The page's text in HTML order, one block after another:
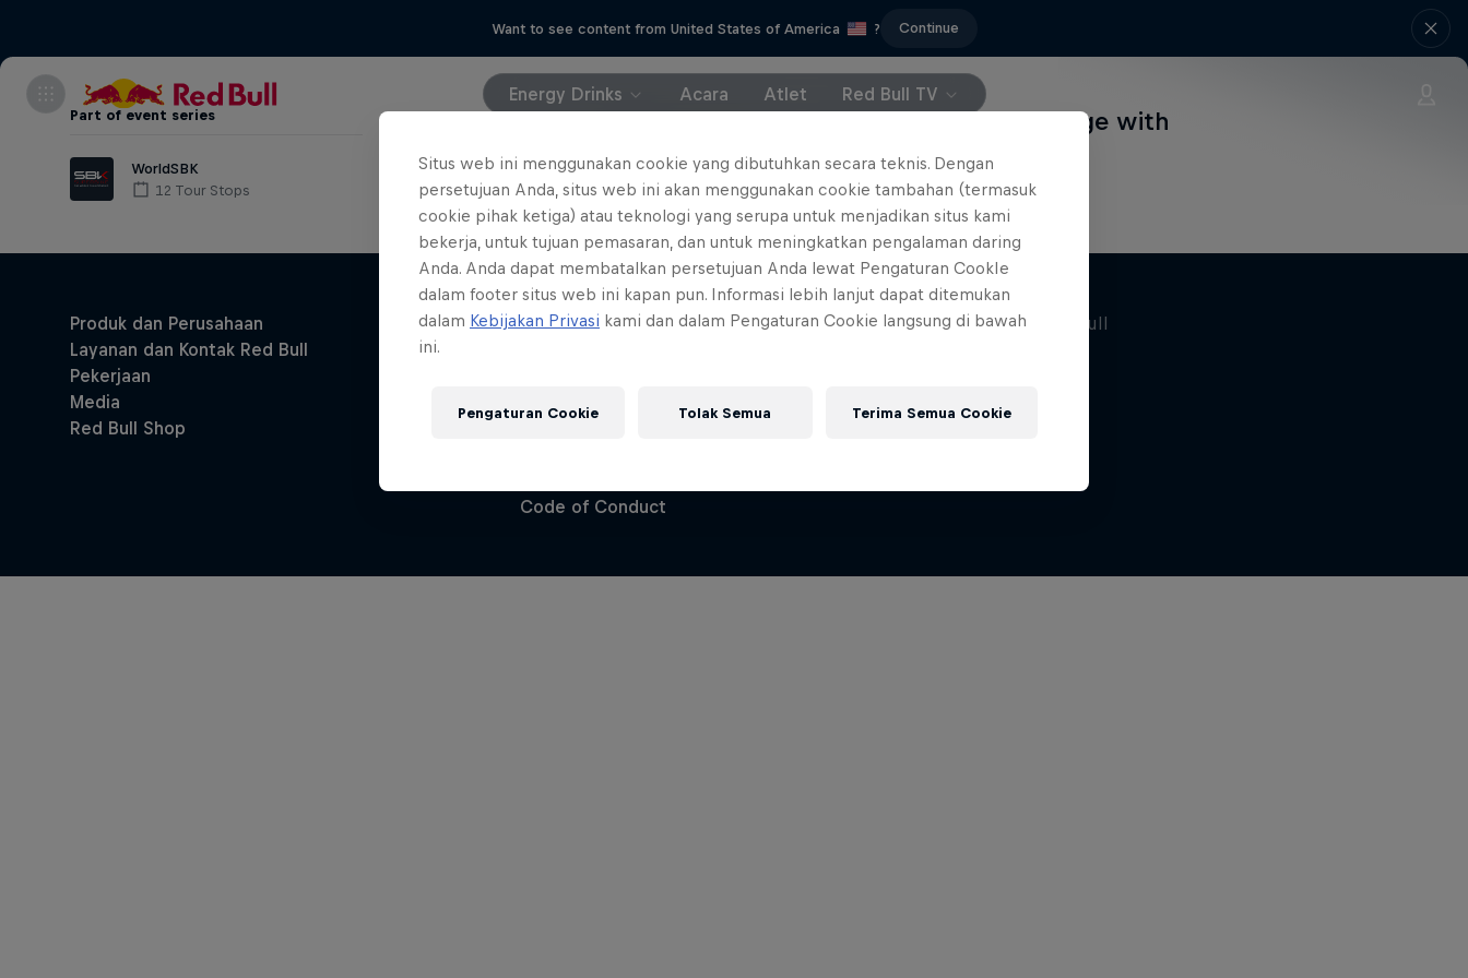
Want to see content from United States of America ? Continue
Energy Drinks Acara Atlet Red Bull TV
Part of event series
WorldSBK
12 Tour Stops
Watch the WorldSBK Emilia-Romagna Round from this page with
Turkish commentary and for free.
Situs web ini menggunakan cookie yang dibutuhkan secara teknis. Dengan
persetujuan Anda, situs web ini akan menggunakan cookie tambahan (termasuk
cookie pihak ketiga) atau teknologi yang serupa untuk menjadikan situs kami
bekerja, untuk tujuan pemasaran, dan untuk meningkatkan pengalaman daring
Anda. Anda dapat membatalkan persetujuan Anda lewat Pengaturan CookIe
dalam footer situs web ini kapan pun. Informasi lebih lanjut dapat ditemukan
dalam Kebijakan Privasi kami dan dalam Pengaturan Cookie langsung di bawah
ini.
Pengaturan Cookie Tolak Semua Terima Semua Cookie